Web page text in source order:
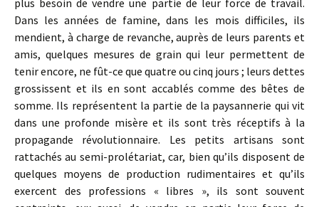
plus besoin de vendre une partie de leur force de travail.
Dans les années de famine, dans les mois difficiles, ils
mendient, à charge de revanche, auprès de leurs parents et
amis, quelques mesures de grain qui leur permettent de
tenir encore, ne fût-ce que quatre ou cinq jours ; leurs dettes
grossissent et ils en sont accablés comme des bêtes de
somme. Ils représentent la partie de la paysannerie qui vit
dans une profonde misère et ils sont très réceptifs à la
propagande révolutionnaire. Les petits artisans sont
rattachés au semi-prolétariat, car, bien qu’ils disposent de
quelques moyens de production rudimentaires et qu’ils
exercent des professions « libres », ils sont souvent